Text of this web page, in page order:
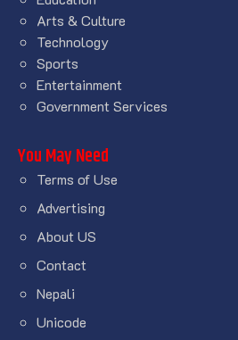
Arts & Culture
Technology
Sports
Entertainment
Government Services
You May Need
Terms of Use
Advertising
About US
Contact
Nepali
Unicode